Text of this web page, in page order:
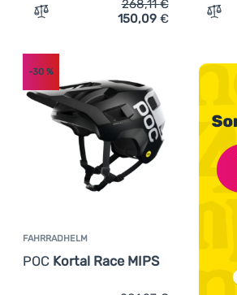
Zum Vergleich 'Fahrradhelm
268,11€
150,09 €
FAHRRADHELM
POC Kortal Race MIPS
-30 %